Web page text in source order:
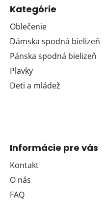
Kategórie
Oblečenie
Dámska spodná bielizeň
Pánska spodná bielizeň
Plavky
Deti a mládež
Informácie pre vás
Kontakt
O nás
FAQ